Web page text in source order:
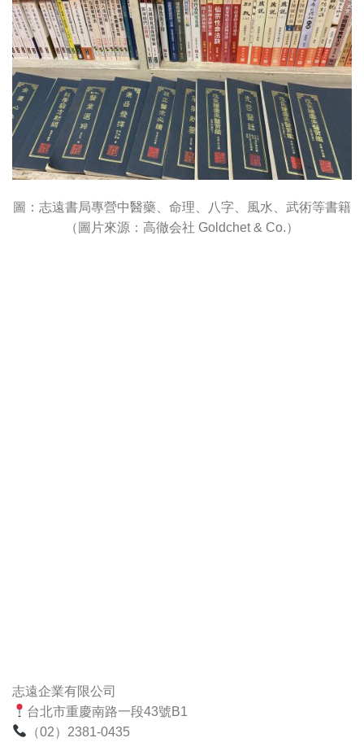
圖：志遠書局專營中醫藥、命理、八字、風水、武術等書籍
（圖片來源：高徹会社 Goldchet & Co.）
志遠企業有限公司
台北市重慶南路一段43號B1
（02）2381-0435